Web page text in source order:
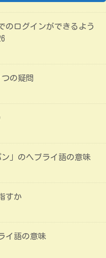
のログインができるよう
の疑問
」のヘブライ語の意味
すか
イ語の意味